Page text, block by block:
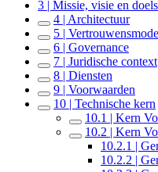
3 | Missie, visie en
4 | Architectuur
5 |
6 | Governance
7 | Juridische context
8 | Diensten
9 | Voorwaarden
10 | Technische kern
10.1 | Kern
10.2 | Kern
10.2.1 |
10.2.2 |